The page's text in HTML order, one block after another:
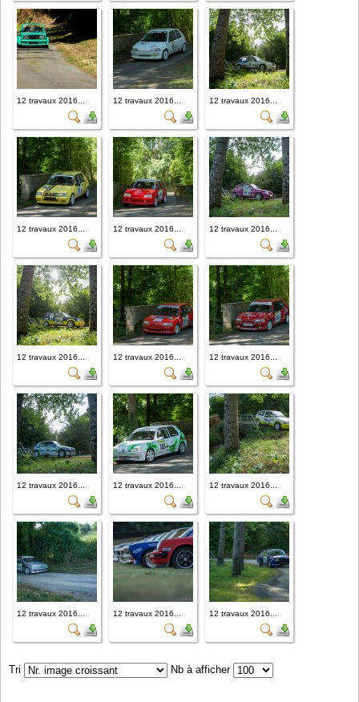
12 travaux 2016... 12 travaux 2016... 12 travaux 2016...
12 travaux 2016... 12 travaux 2016... 12 travaux 2016...
12 travaux 2016... 12 travaux 2016... 12 travaux 2016...
12 travaux 2016... 12 travaux 2016... 12 travaux 2016...
12 travaux 2016... 12 travaux 2016... 12 travaux 2016...
Tri Nb à afficher